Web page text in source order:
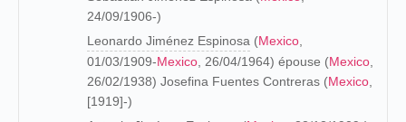
24/09/1906-)
Leonardo Jiménez Espinosa (Mexico
01/03/1909-Mexico , 26/04/1964) épouse (Mexico
26/02/1938) Josefina Fuentes Contreras (Mexico
[1919]-)